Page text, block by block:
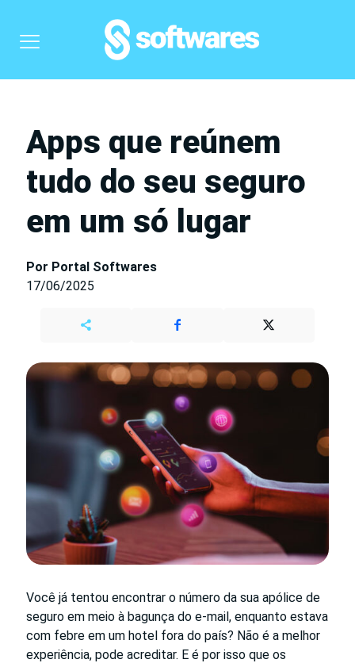
Apps que reúnem
tudo do seu seguro
em um só lugar
Por Portal Softwares
17/06/2025
Você já tentou encontrar o número da sua apólice de
seguro em meio à bagunça do e-mail, enquanto estava
com febre em um hotel fora do país? Não é a melhor
experiência, pode acreditar. E é por isso que os